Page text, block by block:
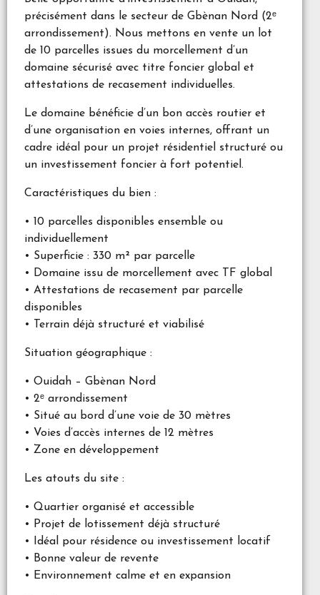
précisément dans le secteur de Gbènan Nord (2ᵉ
arrondissement). Nous mettons en vente un lot
de 10 parcelles issues du morcellement d’un
domaine sécurisé avec titre foncier global et
attestations de recasement individuelles.
Le domaine bénéficie d’un bon accès routier et
d’une organisation en voies internes, offrant un
cadre idéal pour un projet résidentiel structuré ou
un investissement foncier à fort potentiel.
Caractéristiques du bien :
• 10 parcelles disponibles ensemble ou
individuellement
• Superficie : 330 m² par parcelle
• Domaine issu de morcellement avec TF global
• Attestations de recasement par parcelle
disponibles
• Terrain déjà structuré et viabilisé
Situation géographique :
• Ouidah – Gbènan Nord
• 2ᵉ arrondissement
• Situé au bord d’une voie de 30 mètres
• Voies d’accès internes de 12 mètres
• Zone en développement
Les atouts du site :
• Quartier organisé et accessible
• Projet de lotissement déjà structuré
• Idéal pour résidence ou investissement locatif
• Bonne valeur de revente
• Environnement calme et en expansion